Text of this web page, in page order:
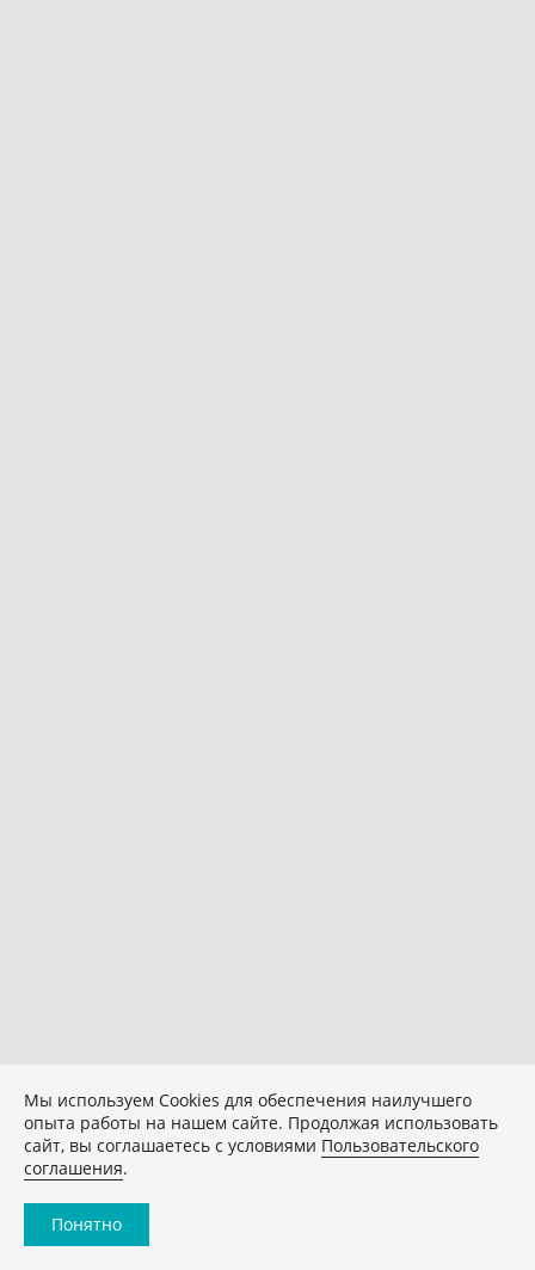
Мы используем Сookies для обеспечения наилучшего
опыта работы на нашем сайте. Продолжая использовать
сайт, вы соглашаетесь с условиями Пользовательского
соглашения.
Понятно